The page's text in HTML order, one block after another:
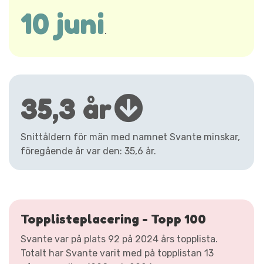
10 juni.
35,3 år
Snittåldern för män med namnet Svante minskar,
föregående år var den: 35,6 år.
Topplisteplacering - Topp 100
Svante var på plats 92 på 2024 års topplista.
Totalt har Svante varit med på topplistan 13